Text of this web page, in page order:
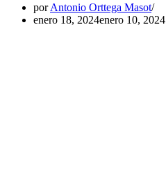
porAntonio Orttega Masot
enero 18, 2024enero 10, 2024